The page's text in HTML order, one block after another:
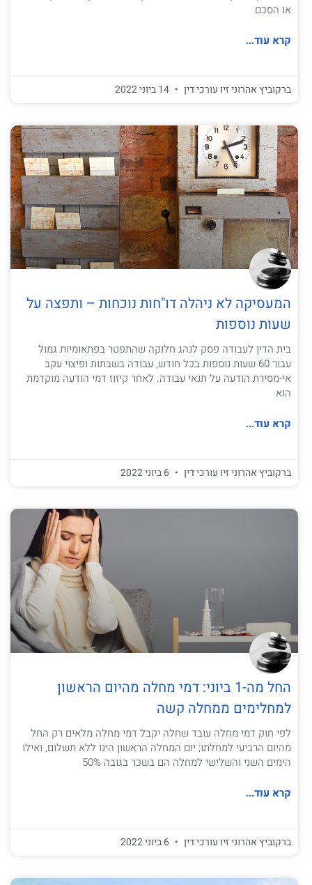
או הסכם
קרא עוד...
ברקוביץ אהרוני זיו עורכי דין
המעסיקה לא ניהלה דו"חות נוכחות – ותפצה על
שעות נוספות
בית הדין לעבודה פסק לנהג חלוקה שהתפטר בפתאומיות גמול
עבור 60 שעות נוספות בכל חודש, עבודה בשבתות ופיצוי עקב
אי-מסירת הודעה על תנאי עבודה. לאחר קיזוז דמי הודעה מוקדמת
הוא
קרא עוד...
ברקוביץ אהרוני זיו עורכי דין
החל מה-1 ביוני: דמי מחלה מהיום הראשון
למחלימים ממחלה קשה
לפי חוק דמי מחלה עובד שחלה יקבל דמי מחלה מלאים רק החל
מהיום הרביעי למחלתו; יום המחלה הראשון הינו ללא תשלום, ואילו
הימים השני והשלישי למחלה הם בשכר בגובה 50%
קרא עוד...
ברקוביץ אהרוני זיו עורכי דין